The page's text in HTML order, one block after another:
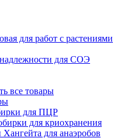
для работ с растениями
для СОЭ
все товары
для ПЦР
для криохранения
для анаэробов